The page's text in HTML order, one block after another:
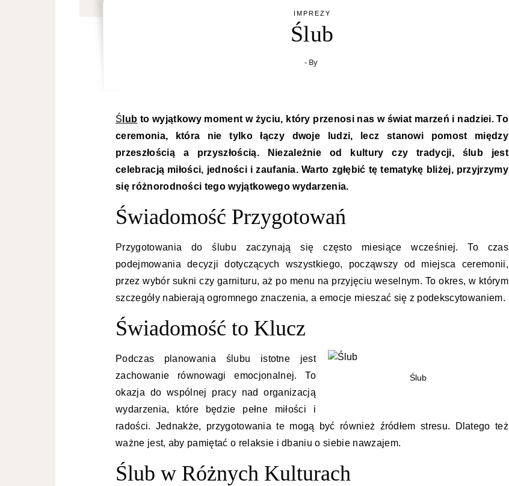
IMPREZY
Ślub
- By
Ślub to wyjątkowy moment w życiu, który przenosi nas w świat marzeń i nadziei. To
ceremonia, która nie tylko łączy dwoje ludzi, lecz stanowi pomost między
przeszłością a przyszłością. Niezależnie od kultury czy tradycji, ślub jest
celebracją miłości, jedności i zaufania. Warto zgłębić tę tematykę bliżej, przyjrzymy
się różnorodności tego wyjątkowego wydarzenia.
Świadomość Przygotowań
Przygotowania do ślubu zaczynają się często miesiące wcześniej. To czas
podejmowania decyzji dotyczących wszystkiego, począwszy od miejsca ceremonii,
przez wybór sukni czy garnituru, aż po menu na przyjęciu weselnym. To okres, w którym
szczegóły nabierają ogromnego znaczenia, a emocje mieszać się z podekscytowaniem.
Świadomość to Klucz
Ślub
Podczas planowania ślubu istotne jest
zachowanie równowagi emocjonalnej. To
okazja do wspólnej pracy nad organizacją
wydarzenia, które będzie pełne miłości i
radości. Jednakże, przygotowania te mogą być również źródłem stresu. Dlatego też
ważne jest, aby pamiętać o relaksie i dbaniu o siebie nawzajem.
Ślub w Różnych Kulturach